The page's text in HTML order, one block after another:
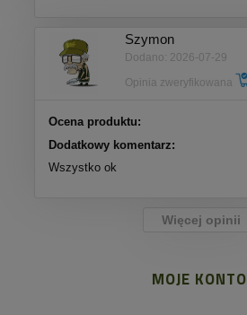
Szymon
Dodano: 2026-07-29
Opinia zweryfikowana
Ocena produktu:
Dodatkowy komentarz:
Wszystko ok
Więcej opinii
MOJE KONTO